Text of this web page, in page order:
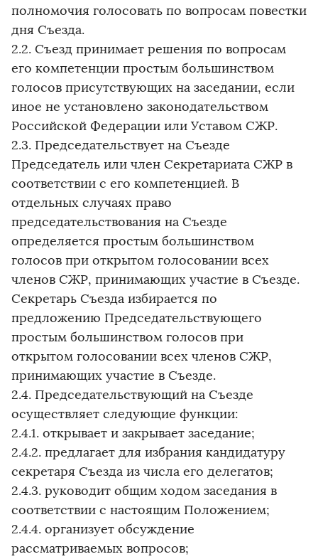
полномочия голосовать по вопросам повестки
дня Съезда.
2.2. Съезд принимает решения по вопросам
его компетенции простым большинством
голосов присутствующих на заседании, если
иное не установлено законодательством
Российской Федерации или Уставом СЖР.
2.3. Председательствует на Съезде
Председатель или член Секретариата СЖР в
соответствии с его компетенцией. В
отдельных случаях право
председательствования на Съезде
определяется простым большинством
голосов при открытом голосовании всех
членов СЖР, принимающих участие в Съезде.
Секретарь Съезда избирается по
предложению Председательствующего
простым большинством голосов при
открытом голосовании всех членов СЖР,
принимающих участие в Съезде.
2.4. Председательствующий на Съезде
осуществляет следующие функции:
2.4.1. открывает и закрывает заседание;
2.4.2. предлагает для избрания кандидатуру
секретаря Съезда из числа его делегатов;
2.4.3. руководит общим ходом заседания в
соответствии с настоящим Положением;
2.4.4. организует обсуждение
рассматриваемых вопросов;